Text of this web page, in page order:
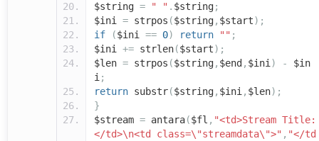
$string = " " . $string;
$ini = strpos ($string, $start);
if
($ini == 0) return "" ;
$ini += strlen($start);
$len = strpos ($string, $end , $ini ) -
$in
i ;
return substr($string, $ini , $len);
}
$stream = antara($fl , "<td>Stream Title:
</td>\n<td class=\"streamdata\">" , "</td